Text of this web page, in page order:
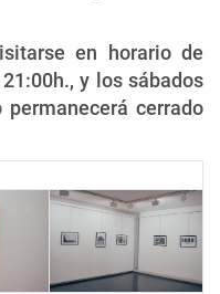
en horario de
y los sábados
cerrado